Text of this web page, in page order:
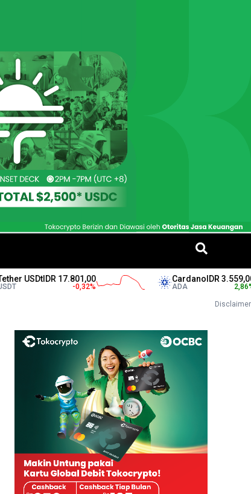
IDR 17.801,00 Cardano IDR 3.559,00
ADA
Disclaimer